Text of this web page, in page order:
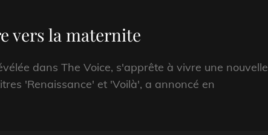
vers la maternite
dans The Voice, s'apprête à vivre une nouvelle
'Renaissance' et 'Voilà', a annoncé en